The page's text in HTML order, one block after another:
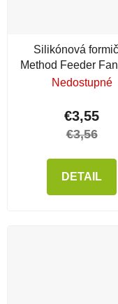
Silikónová
Method Feeder
Control Green
Nedostupné
€3,55
€3,56
DETAIL